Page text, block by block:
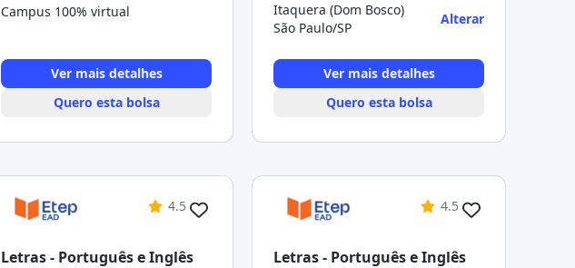
Campus 100% virtual
Ver mais detalhes
Quero esta bolsa
Itaquera (Dom Bosco)
São Paulo/SP
Alterar
Ver mais detalhes
Quero esta bolsa
4.5
Letras - Português e Inglês
4.5
Letras - Português e Inglês